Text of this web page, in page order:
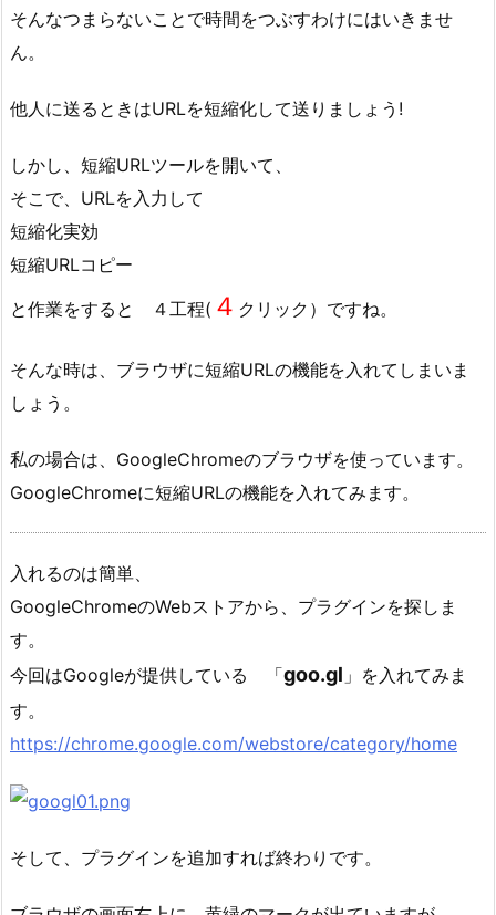
そんなつまらないことで時間をつぶすわけにはいきませ
ん。
他人に送るときはURLを短縮化して送りましょう!
しかし、短縮URLツールを開いて、
そこで、URLを入力して
短縮化実効
短縮URLコピー
と作業をすると ４工程( ４ クリック）ですね。
そんな時は、ブラウザに短縮URLの機能を入れてしまいま
しょう。
私の場合は、GoogleChromeのブラウザを使っています。
GoogleChromeに短縮URLの機能を入れてみます。
入れるのは簡単、
GoogleChromeのWebストアから、プラグインを探しま
す。
今回はGoogleが提供している 「goo.gl 」を入れてみま
す。
https://chrome.google.com/webstore/category/home
そして、プラグインを追加すれば終わりです。